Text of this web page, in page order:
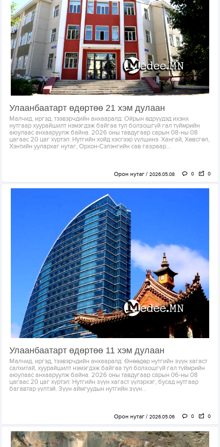
Улаанбаатарт өдөртөө 21 хэм дулаан
Малчид, иргэд, тээвэрчдийн анхааралд: Ойрын өдрүүдэд ихэнх
нутгаар хуурайшилт нэмэгдэж байгаа тул болзошгүй гал түймрийн
аюулаас анхааруулж байна. 2026 оны тавдугаар сарын 08-ны 08
цагаас 20 цаг хүртэл: Нутгийн хойд хэсгээр үүлшинэ. Хангай, Хөвсгөл,
Хэнтийн уулархаг нутаг, Орхон-Сэлэнгийн сав газраар...
Орон нутаг 2026.05.08 0 0
Улаанбаатарт өдөртөө 11 хэм дулаан
Малчид, иргэд, тээвэрчдийн анхааралд: Өнөөдөр нутгийн зүүн хагаст
салхитай, хуурайшилт нэмэгдэж байгаа тул болзошгүй гал түймрийн
аюулаас анхааруулж байна. 2026 оны тавдугаар сарын 06-ны 08
цагаас 20 цаг хүртэл: Нутгийн зүүн хагаст үүлэрхэг, бусад нутгаар
багавтар үүлтэй. Зүүн аймгуудын нутгийн зүүн...
Орон нутаг 2026.05.06 0 0